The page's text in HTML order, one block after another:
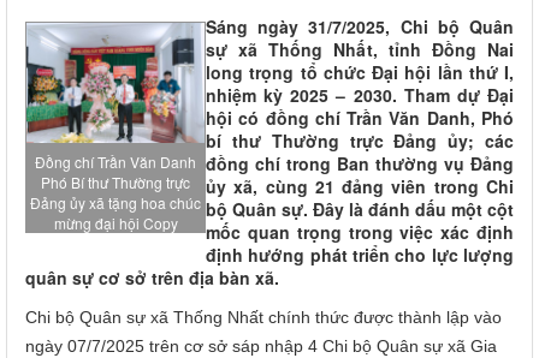
Đồng chí Trần Văn Danh
Phó Bí thư Thường trực
Đảng ủy xã tặng hoa chúc
mừng đại hội Copy
Sáng ngày 31/7/2025, Chi bộ Quân
sự xã Thống Nhất, tỉnh Đồng Nai
long trọng tổ chức Đại hội lần thứ I,
nhiệm kỳ 2025 – 2030. Tham dự Đại
hội có đồng chí Trần Văn Danh, Phó
bí thư Thường trực Đảng ủy; các
đồng chí trong Ban thường vụ Đảng
ủy xã, cùng 21 đảng viên trong Chi
bộ Quân sự. Đây là đánh dấu một cột
mốc quan trọng trong việc xác định
định hướng phát triển cho lực lượng
quân sự cơ sở trên địa bàn xã.
Chi bộ Quân sự xã Thống Nhất chính thức được thành lập vào
ngày 07/7/2025 trên cơ sở sáp nhập 4 Chi bộ Quân sự xã Gia